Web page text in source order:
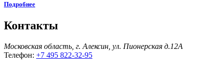
Подробнее
Контакты
Московская область, г. Алексин, ул. Пионерская д.12A
Телефон: +7 495 822-32-95